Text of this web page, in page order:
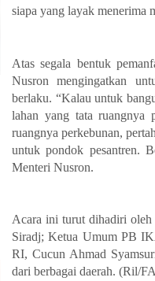
siapa yang layak menerima
Atas segala bentuk
Nusron mengingatkan
berlaku. “Kalau untuk
lahan yang tata ruangnya
ruangnya perkebunan,
untuk pondok pesantren.
Menteri Nusron.
Acara ini turut dihadiri
Siradj; Ketua Umum PB
RI, Cucun Ahmad
dari berbagai daerah. (Ril/